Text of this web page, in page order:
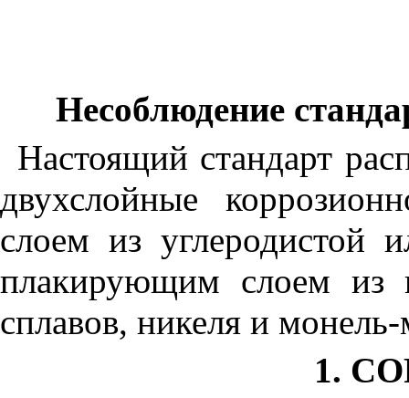
Несоблюдение
Настоящий стандарт
двухслойные
слоем из углеродистой
плакирующим слоем из
сплавов, никеля и монель-
1.